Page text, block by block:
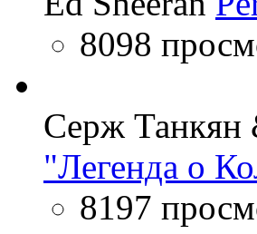
8098
Серж Танкян
"Легенда о
8197